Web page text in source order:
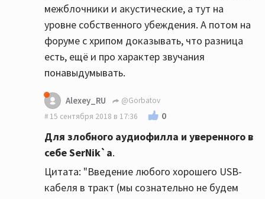
межблочники и акустические, а тут на
уровне собственного убеждения. А потом на
форуме с хрипом доказывать, что разница
есть, ещё и про характер звучания
понавыдумывать.
Alexey_RU
@Gorbatov
15 сентября 2018 в 17:36
0
Для злобного аудиофилла и уверенного в
себе SerNik`а.
Цитата: "Введение любого хорошего USB-
кабеля в тракт (мы сознательно не будем